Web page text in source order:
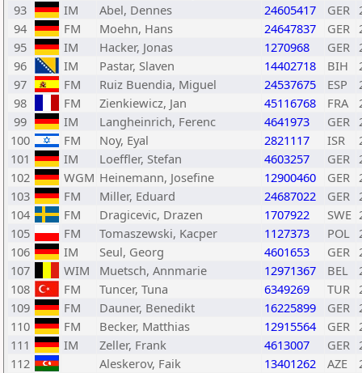
93
IM Abel, Dennes 24605417 GER
94
FM Moehn, Hans 24647837 GER
95
IM Hacker, Jonas 1270968 GER
96
IM Pastar, Slaven 14402718 BIH
97
FM Ruiz Buendia, Miguel 24537675 ESP
98
FM Zienkiewicz, Jan 45116768 FRA
99
IM Langheinrich, Ferenc 4641973 GER
100
FM Noy, Eyal 2821117 ISR
101
IM Loeffler, Stefan 4603257 GER
102
WGM Heinemann, Josefine 12900460 GER
103
FM Miller, Eduard 24687022 GER
104
FM Dragicevic, Drazen 1707922 SWE
105
FM Tomaszewski, Kacper 1127373 POL
106
IM Seul, Georg 4601653 GER
107
WIM Muetsch, Annmarie 12971367 BEL
108
FM Tuncer, Tuna 6349269 TUR
109
FM Dauner, Benedikt 16225899 GER
110
FM Becker, Matthias 12915564 GER
111
IM Zeller, Frank 4613007 GER
112
Aleskerov, Faik 13401262 AZE